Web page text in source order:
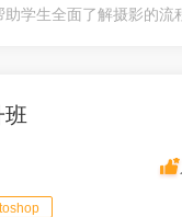
学生全面了解摄影的流
班